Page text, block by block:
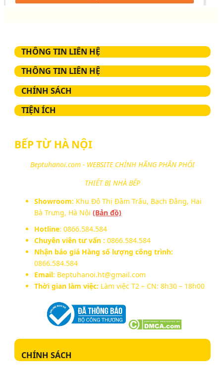
THÔNG TIN LIÊN HỆ
THÔNG TIN LIÊN HỆ
CHÍNH SÁCH
TIỆN ÍCH
BẾP TỪ HÀ NỘI
Beptuhanoi.com - WEBSITE CHÍNH HÃNG PHÂN PHỐI
THIẾT BỊ NHÀ BẾP
Showroom: Khu Đô Thị Đầm Trấu, Bạch Đằng, Hai
Bà Trưng, Hà Nội (Bản đồ)
Hotline: 0866.584.584
Chuyên viên tư vấn : 0866.584.584
Nhận báo giá Hàng số lượng công trình:
0866.584.584
Email: Beptuhanoi.ht@gmail.com
Thời gian làm việc: Làm việc T2 – CN: 8h30 – 18h00
CHÍNH SÁCH